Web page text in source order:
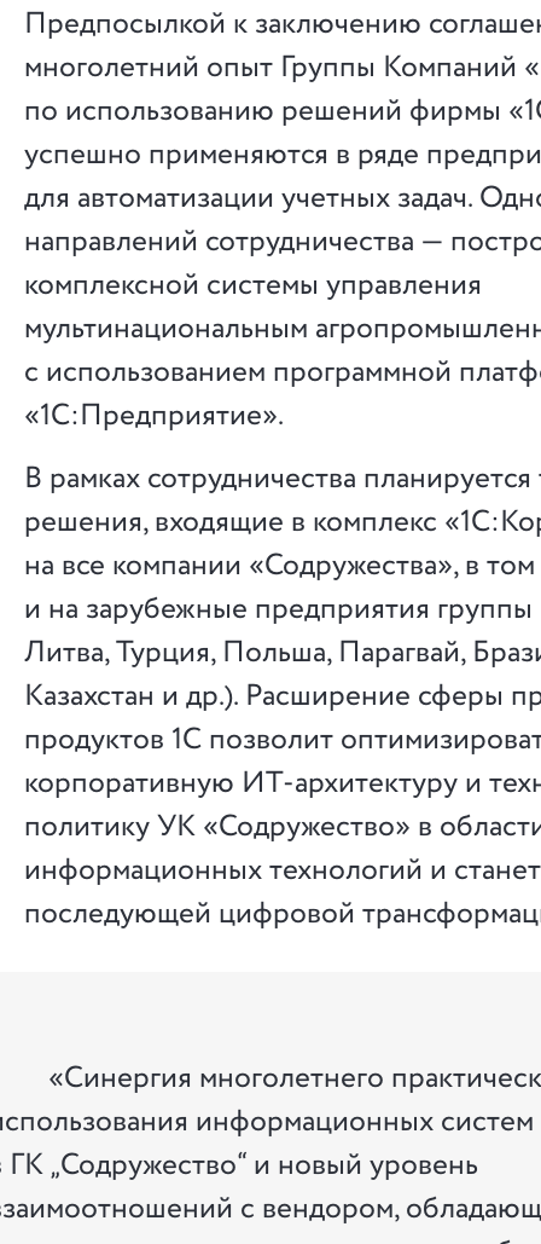
Предпосылкой к заключению
многолетний опыт Группы Компаний
по использованию решений фирмы
успешно применяются в ряде
для автоматизации учетных задач.
направлений сотрудничества —
комплексной системы управления
мультинациональным
с использованием программной
«1С:Предприятие».
В рамках сотрудничества
решения, входящие в комплекс
на все компании «Содружества», в
и на зарубежные предприятия
Литва, Турция, Польша, Парагвай,
Казахстан и др.). Расширение сферы
продуктов 1С позволит
корпоративную ИТ-архитектуру и
политику УК «Содружество» в
информационных технологий и
последующей цифровой
«Синергия многолетнего
информационных систем
ГК „Содружество“ и новый уровень
с вендором,